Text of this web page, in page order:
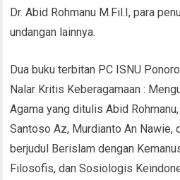
Dr. Abid Rohmanu M.Fil.I, para
undangan lainnya.
Dua buku terbitan PC ISNU
Nalar Kritis Keberagamaan :
Agama yang ditulis Abid
Santoso Az, Murdianto An Nawie,
berjudul Berislam dengan
Filosofis, dan Sosiologis